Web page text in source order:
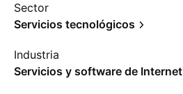
Sector
Servicios tecnológicos
Industria
Servicios y software de Internet